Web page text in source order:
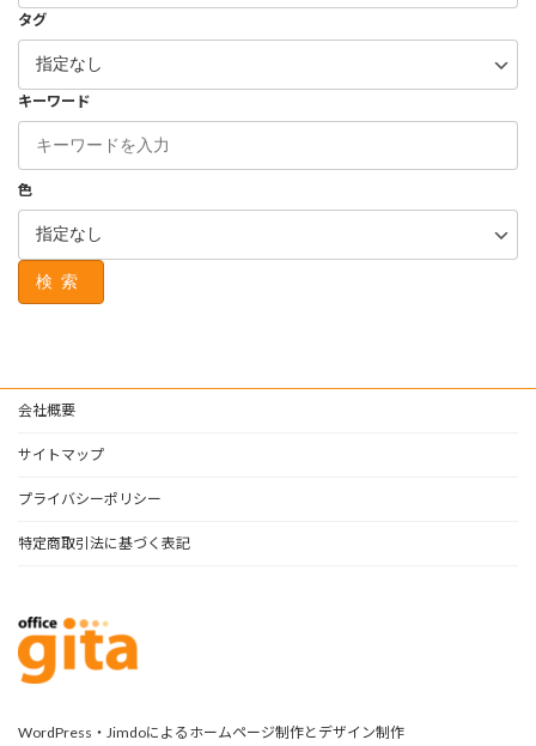
タグ
キーワード
色
検索
会社概要
サイトマップ
プライバシーポリシー
特定商取引法に基づく表記
WordPress・Jimdoによるホームページ制作とデザイン制作